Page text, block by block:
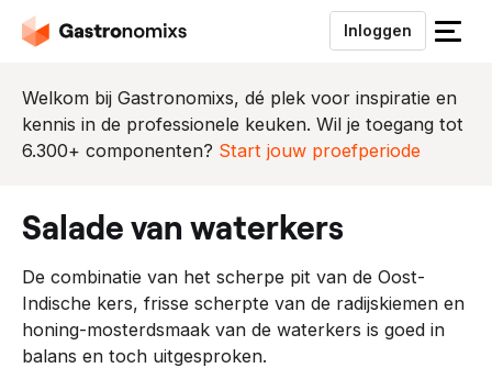
Inloggen
S
u
i
n
u
Welkom bij Gastronomixs, dé plek voor inspiratie en
kennis in de professionele keuken. Wil je toegang tot
6.300+ componenten? Start jouw proefperiode
salade van waterkers
De combinatie van het scherpe pit van de Oost-
Indische kers, frisse scherpte van de radijskiemen en
honing-mosterdsmaak van de waterkers is goed in
balans en toch uitgesproken.